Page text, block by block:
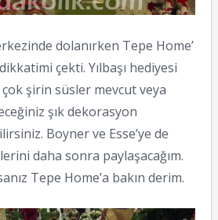
dolanırken Tepe Home’
çekti. Yılbaşı hediyesi
şirin süsler mevcut veya
şık dekorasyon
Boyner ve Esse’ye de
daha sonra paylaşacağım.
Tepe Home’a bakın derim.